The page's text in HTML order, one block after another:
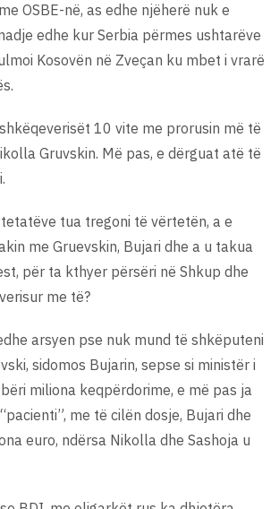
OSBE-në, as edhe njëherë nuk e
edhe kur Serbia përmes ushtarëve
Kosovën në Zveçan ku mbet i vrarë
10 vite me prorusin më të
Gruvskin. Më pas, e dërguat atë të
tua tregoni të vërtetën, a e
me Gruevskin, Bujari dhe a u takua
për ta kthyer përsëri në Shkup dhe
me të?
arsyen pse nuk mund të shkëputeni
sidomos Bujarin, sepse si ministër i
miliona keqpërdorime, e më pas ja
me të cilën dosje, Bujari dhe
euro, ndërsa Nikolla dhe Sashoja u